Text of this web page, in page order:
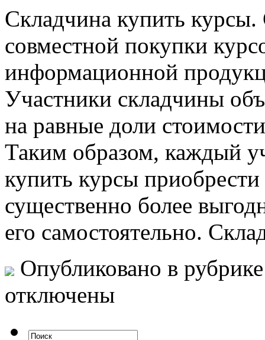
Склaдчинa купить
совместной покупки
информационной
Участники складчины
на равные доли
Таким образом, каждый
купить курсы
существенно более
его самостоятельно.
Опубликовано в
отключены